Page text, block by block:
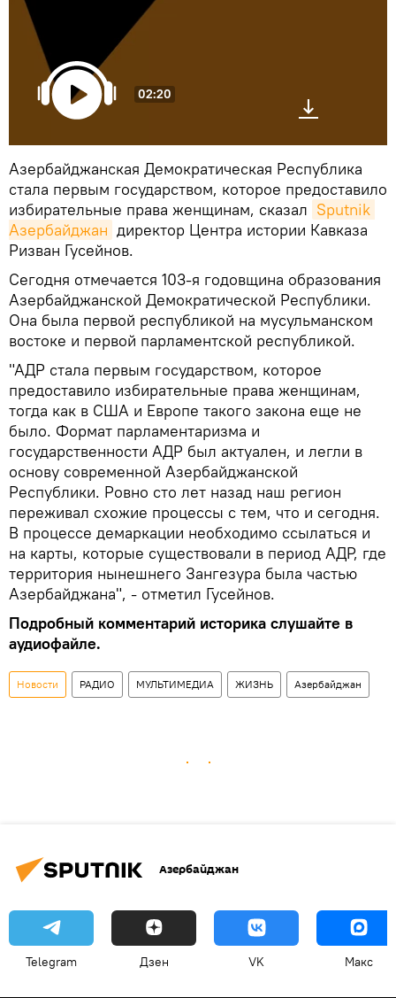
02:20
Азербайджанская Демократическая Республика
стала первым государством, которое предоставило
избирательные права женщинам, сказал Sputnik
Азербайджан директор Центра истории Кавказа
Ризван Гусейнов.
Сегодня отмечается 103-я годовщина образования
Азербайджанской Демократической Республики.
Она была первой республикой на мусульманском
востоке и первой парламентской республикой.
"АДР стала первым государством, которое
предоставило избирательные права женщинам,
тогда как в США и Европе такого закона еще не
было. Формат парламентаризма и
государственности АДР был актуален, и легли в
основу современной Азербайджанской
Республики. Ровно сто лет назад наш регион
переживал схожие процессы с тем, что и сегодня.
В процессе демаркации необходимо ссылаться и
на карты, которые существовали в период АДР, где
территория нынешнего Зангезура была частью
Азербайджана", - отметил Гусейнов.
Подробный комментарий историка слушайте в
аудиофайле.
Новости РАДИО МУЛЬТИМЕДИА ЖИЗНЬ Азербайджан
Азербайджан
Telegram Дзен VK Макс